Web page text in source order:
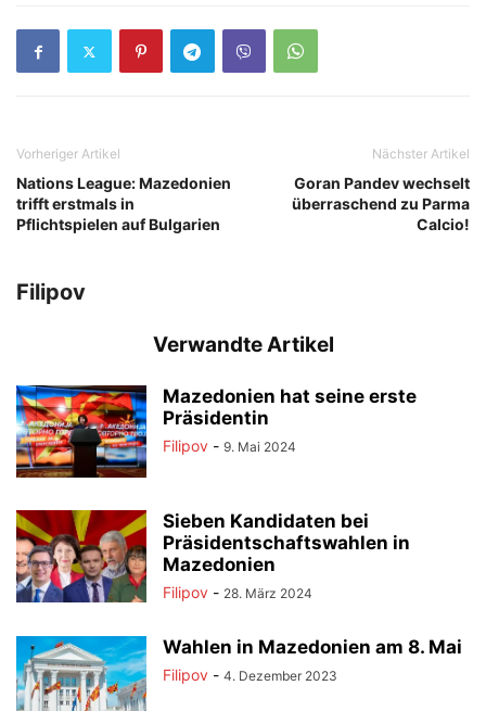
Vorheriger Artikel
Nations League: Mazedonien
trifft erstmals in
Pflichtspielen auf Bulgarien
Nächster Artikel
Goran Pandev wechselt
überraschend zu Parma
Calcio!
Filipov
Verwandte Artikel
Mazedonien hat seine erste
Präsidentin
Filipov - 9. Mai 2024
Sieben Kandidaten bei
Präsidentschaftswahlen in
Mazedonien
Filipov - 28. März 2024
Wahlen in Mazedonien am 8. Mai
Filipov - 4. Dezember 2023